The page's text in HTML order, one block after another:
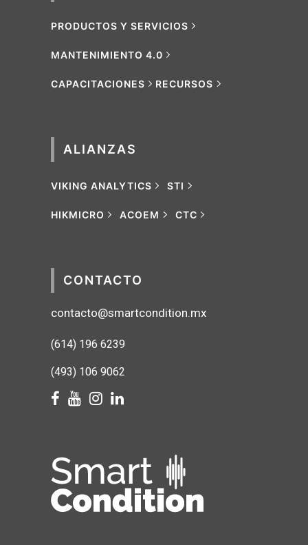
PRODUCTOS Y SERVICIOS
MANTENIMIENTO 4.0
CAPACITACIONES RECURSOS
ALIANZAS
VIKING ANALYTICS STI
HIKMICRO ACOEM CTC
CONTACTO
contacto@smartcondition.mx
(614) 196 6239
(493) 106 9062